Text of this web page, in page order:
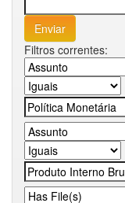
Filtros correntes: